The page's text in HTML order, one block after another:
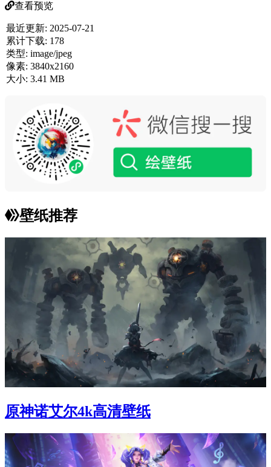
查看预览
最近更新: 2025-07-21
累计下载: 178
类型: image/jpeg
像素: 3840x2160
大小: 3.41 MB
壁纸推荐
原神诺艾尔4k高清壁纸